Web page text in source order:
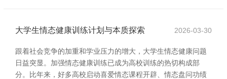
大学生情态健康训练计划与本质探索 2026-03-30
跟着社会竞争的加重和学业压力的增大，大学生情态健康问题
日益突显。加强情态健康训练已成为高校训练的热切构成部
分。比年来，好多高校启动喜爱情态课程开辟、情态盘问功绩